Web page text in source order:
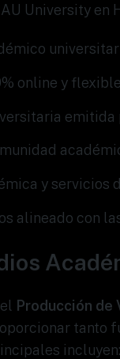
University en
online y
y servicios
alineado con
Producción
tanto
incluyen: